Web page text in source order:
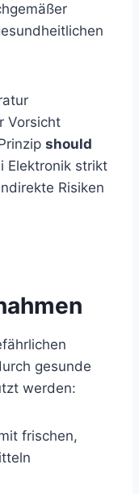
Vorsicht
should
Elektronik strikt
Risiken
gesunde
werden:
frischen,